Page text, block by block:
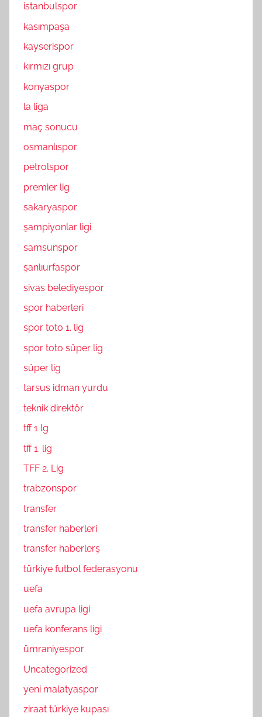
istanbulspor
kasımpaşa
kayserispor
kırmızı grup
konyaspor
la liga
maç sonucu
osmanlıspor
petrolspor
premier lig
sakaryaspor
şampiyonlar ligi
samsunspor
şanlıurfaspor
sivas belediyespor
spor haberleri
spor toto 1. lig
spor toto süper lig
süper lig
tarsus idman yurdu
teknik direktör
tff 1 lg
tff 1. lig
TFF 2. Lig
trabzonspor
transfer
transfer haberleri
transfer haberlerş
türkiye futbol federasyonu
uefa
uefa avrupa ligi
uefa konferans ligi
ümraniyespor
Uncategorized
yeni malatyaspor
ziraat türkiye kupası